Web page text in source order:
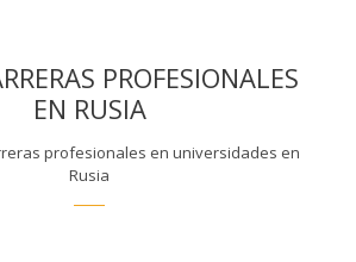
PROFESIONALES
EN RUSIA
profesionales en universidades en
Rusia